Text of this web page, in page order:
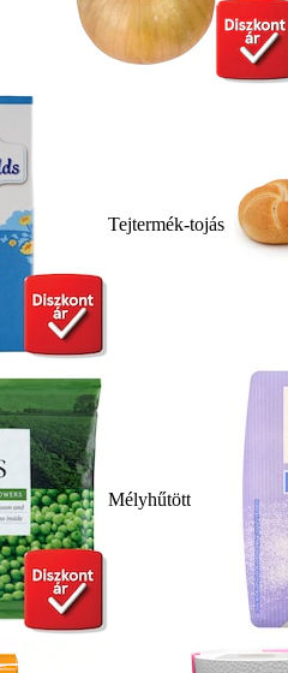
Tejtermék-tojás
Mélyhűtött